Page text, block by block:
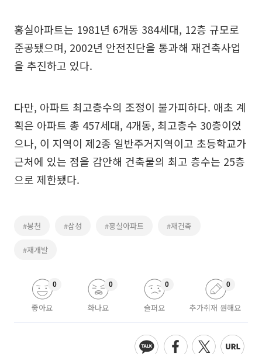
홍실아파트는 1981년 6개동 384세대, 12층 규모로
준공됐으며, 2002년 안전진단을 통과해 재건축사업
을 추진하고 있다.
다만, 아파트 최고층수의 조정이 불가피하다. 애초 계
획은 아파트 총 457세대, 4개동, 최고층수 30층이었
으나, 이 지역이 제2종 일반주거지역이고 초등학교가
근처에 있는 점을 감안해 건축물의 최고 층수는 25층
으로 제한됐다.
#봉천 #삼성 #홍실아파트 #재건축
#재개발
좋아요
0
화나요
0
슬퍼요
0
추가취재 원해요
0